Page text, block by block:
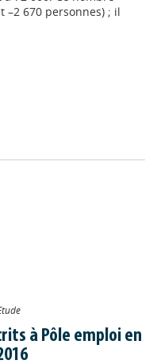
–2 670 personnes) ; il
à Pôle emploi en